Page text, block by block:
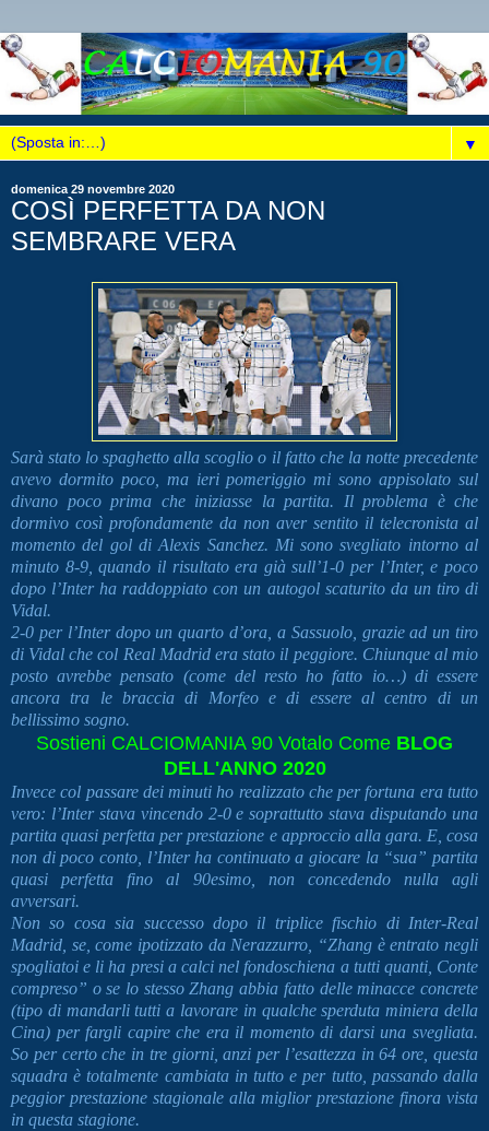
▼
domenica 29 novembre 2020
COSÌ PERFETTA DA NON
SEMBRARE VERA
Sarà stato lo spaghetto alla scoglio o il fatto che la notte precedente
avevo dormito poco, ma ieri pomeriggio mi sono appisolato sul
divano poco prima che iniziasse la partita. Il problema è che
dormivo così profondamente da non aver sentito il telecronista al
momento del gol di Alexis Sanchez. Mi sono svegliato intorno al
minuto 8-9, quando il risultato era già sull’1-0 per l’Inter, e poco
dopo l’Inter ha raddoppiato con un autogol scaturito da un tiro di
Vidal.
2-0 per l’Inter dopo un quarto d’ora, a Sassuolo, grazie ad un tiro
di Vidal che col Real Madrid era stato il peggiore. Chiunque al mio
posto avrebbe pensato (come del resto ho fatto io…) di essere
ancora tra le braccia di Morfeo e di essere al centro di un
bellissimo sogno.
Sostieni CALCIOMANIA 90 Votalo Come BLOG
DELL'ANNO 2020
Invece col passare dei minuti ho realizzato che per fortuna era tutto
vero: l’Inter stava vincendo 2-0 e soprattutto stava disputando una
partita quasi perfetta per prestazione e approccio alla gara. E, cosa
non di poco conto, l’Inter ha continuato a giocare la “sua” partita
quasi perfetta fino al 90esimo, non concedendo nulla agli
avversari.
Non so cosa sia successo dopo il triplice fischio di Inter-Real
Madrid, se, come ipotizzato da Nerazzurro, “Zhang è entrato negli
spogliatoi e li ha presi a calci nel fondoschiena a tutti quanti, Conte
compreso” o se lo stesso Zhang abbia fatto delle minacce concrete
(tipo di mandarli tutti a lavorare in qualche sperduta miniera della
Cina) per fargli capire che era il momento di darsi una svegliata.
So per certo che in tre giorni, anzi per l’esattezza in 64 ore, questa
squadra è totalmente cambiata in tutto e per tutto, passando dalla
peggior prestazione stagionale alla miglior prestazione finora vista
in questa stagione.